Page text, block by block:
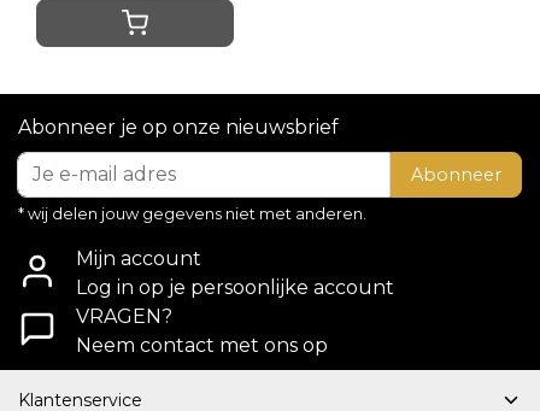
Abonneer je op onze nieuwsbrief
Abonneer
* wij delen jouw gegevens niet met anderen.
Mijn account
Log in op je persoonlijke account
VRAGEN?
Neem contact met ons op
Klantenservice